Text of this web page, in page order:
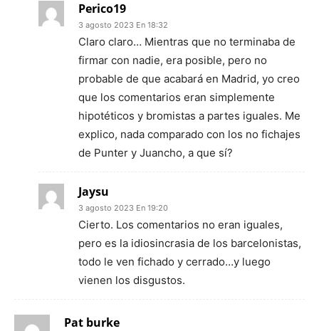
Perico19
3 agosto 2023 En 18:32
Claro claro… Mientras que no terminaba de
firmar con nadie, era posible, pero no
probable de que acabará en Madrid, yo creo
que los comentarios eran simplemente
hipotéticos y bromistas a partes iguales. Me
explico, nada comparado con los no fichajes
de Punter y Juancho, a que sí?
Jaysu
3 agosto 2023 En 19:20
Cierto. Los comentarios no eran iguales,
pero es la idiosincrasia de los barcelonistas,
todo le ven fichado y cerrado…y luego
vienen los disgustos.
Pat burke